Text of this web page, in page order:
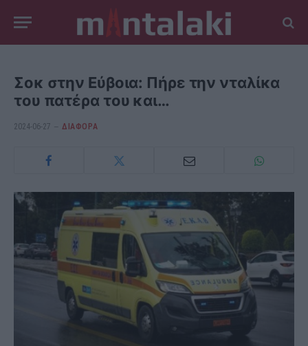
Σοκ στην Εύβοια: Πήρε την νταλίκα
του πατέρα του και…
2024-06-27 ΔΙΆΦΟΡΑ